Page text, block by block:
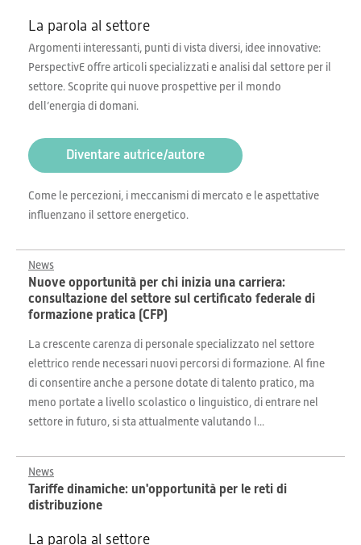
La parola al settore
Argomenti interessanti, punti di vista diversi, idee innovative:
PerspectivE offre articoli specializzati e analisi dal settore per il
settore. Scoprite qui nuove prospettive per il mondo
dell’energia di domani.
Diventare autrice/autore
Come le percezioni, i meccanismi di mercato e le aspettative
influenzano il settore energetico.
News
Nuove opportunità per chi inizia una carriera:
consultazione del settore sul certificato federale di
formazione pratica (CFP)
La crescente carenza di personale specializzato nel settore
elettrico rende necessari nuovi percorsi di formazione. Al fine
di consentire anche a persone dotate di talento pratico, ma
meno portate a livello scolastico o linguistico, di entrare nel
settore in futuro, si sta attualmente valutando l...
News
Tariffe dinamiche: un'opportunità per le reti di
distribuzione
La parola al settore